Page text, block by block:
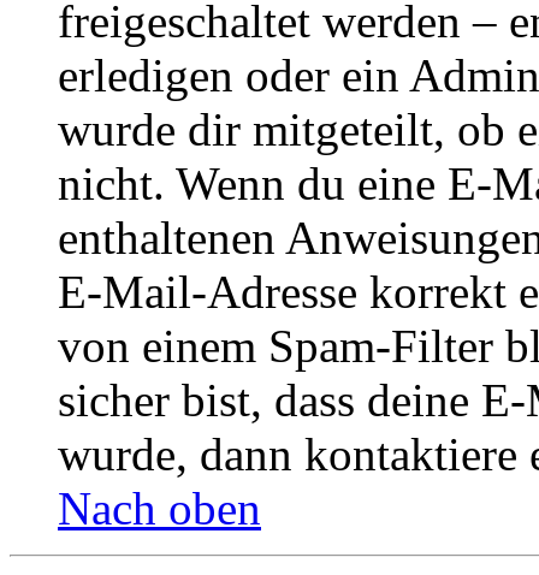
freigeschaltet werden –
erledigen oder ein
wurde dir mitgeteilt, ob
nicht. Wenn du eine E-
enthaltenen
E-Mail-Adresse korrekt
von einem Spam-Filter
sicher bist, dass deine
wurde, dann kontaktiere
Nach oben